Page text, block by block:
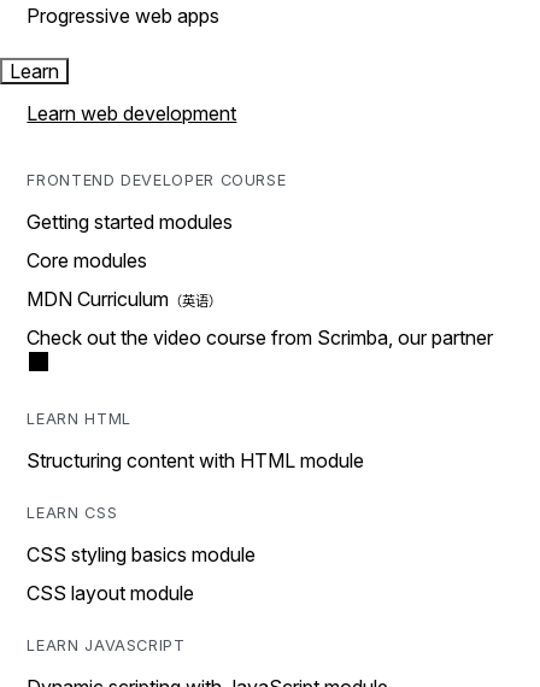
Progressive web apps
Learn
Learn web development
FRONTEND DEVELOPER COURSE
Getting started modules
Core modules
MDN Curriculum
Check out the video course from Scrimba, our partner
LEARN HTML
Structuring content with HTML module
LEARN CSS
CSS styling basics module
CSS layout module
LEARN JAVASCRIPT